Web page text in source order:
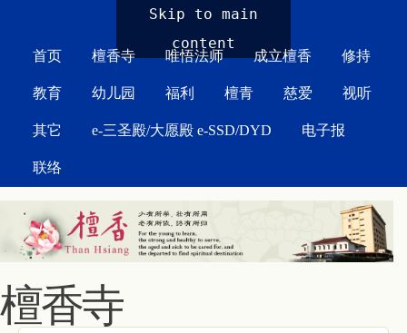
Skip to main
content
首页 檀香寺 唯悟法师 成立檀香 修持
教育 幼儿园 福利 檀青 慈爱 视听
其它 e-三圣殿/大愿殿 e-SSD/DYD 电子报
联络
檀香寺